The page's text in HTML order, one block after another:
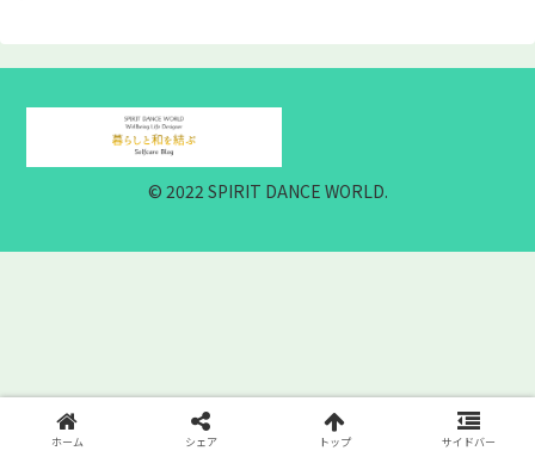
© 2022 SPIRIT DANCE WORLD.
ホーム シェア トップ サイドバー